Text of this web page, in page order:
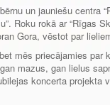
un jauniešu centra
Roku rokā ar “Rīgas
Gora, vēstot par
mēs priecājamies
mazus, gan lielus
koncerta projekta